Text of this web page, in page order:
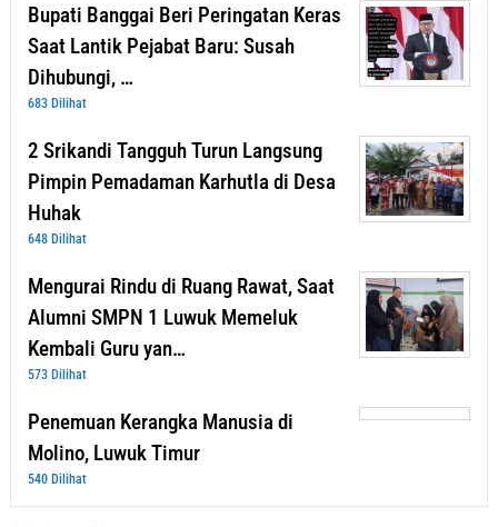
Bupati Banggai Beri Peringatan Keras
Saat Lantik Pejabat Baru: Susah
Dihubungi, …
683 Dilihat
2 Srikandi Tangguh Turun Langsung
Pimpin Pemadaman Karhutla di Desa
Huhak
648 Dilihat
Mengurai Rindu di Ruang Rawat, Saat
Alumni SMPN 1 Luwuk Memeluk
Kembali Guru yan…
573 Dilihat
Penemuan Kerangka Manusia di
Molino, Luwuk Timur
540 Dilihat